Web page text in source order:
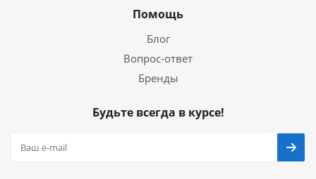
Помощь
Блог
Вопрос-ответ
Бренды
Будьте всегда в курсе!